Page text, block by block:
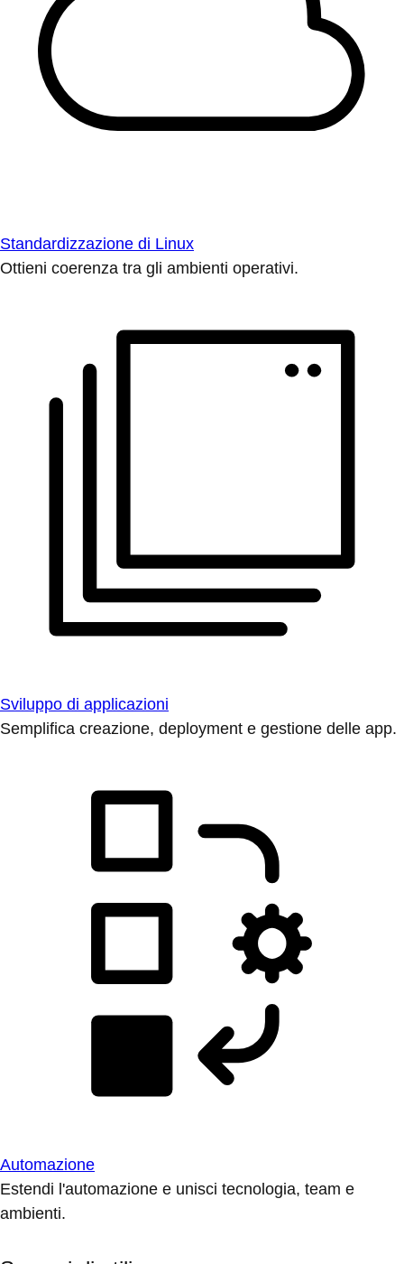
Standardizzazione di Linux
Ottieni coerenza tra gli ambienti operativi.
Sviluppo di applicazioni
Semplifica creazione, deployment e gestione delle app.
Automazione
Estendi l'automazione e unisci tecnologia, team e
ambienti.